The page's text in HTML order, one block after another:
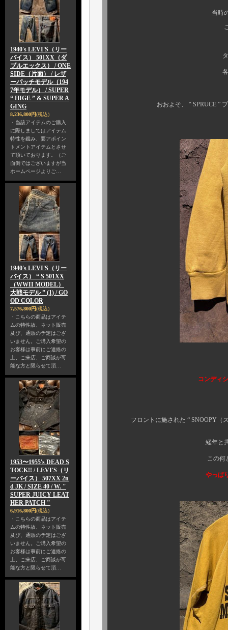
1940's LEVI'S（リー
バイス） 501XX（ダ
ブルエックス） / ONE
SIDE（片面） / レザ
ーパッチモデル（194
7年モデル） / SUPER
“ HIGE ” & SUPER A
GING
8,236,800円(税込)
・当該アイテムのご購入
に際しましてはアイテム
特性を鑑み、要アポイン
トメントアイテムとさせ
て頂いております。（ご
面倒ではございますが当
ホームページよりご…
1940's LEVI'S（リー
バイス） “ S 501XX
（WWII MODEL）
大戦モデル ” (1) / GO
OD COLOR
7,576,800円(税込)
・こちらの商品はアイテ
ムの特性故、ネット販売
及び、通販の予定はござ
いません。ご購入希望の
お客様は事前にご連絡の
上、ご来店、ご商談が可
能な方と限らせて頂…
1953〜1955's DEAD S
TOCK!! / LEVI'S（リ
ーバイス） 507XX 2n
d JK / SIZE 40 / W. "
SUPER JUICY LEAT
HER PATCH "
6,916,800円(税込)
・こちらの商品はアイテ
ムの特性故、ネット販売
及び、通販の予定はござ
いません。ご購入希望の
お客様は事前にご連絡の
上、ご来店、ご商談が可
能な方と限らせて頂…
当時のオリジナル
これが 《 本物
タグは欠損して
各所の仕様意匠
おおよそ、 “ SPRUCE ” ブラン
コンディ
フロントに施された “ SNOOPY（ス
経年と共に長い年月
この何とも味わい深
やっぱ